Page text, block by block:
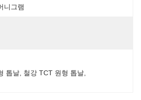
니그램
톱날 철강 TCT 원형 톱날